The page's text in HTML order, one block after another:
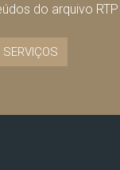
do arquivo RTP
SERVIÇOS